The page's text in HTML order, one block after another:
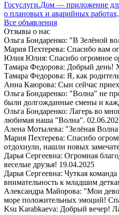
Госуслуги.Дом — приложение
о плановых и аварийных
Все объявления
Отзывы о нас
Ольга Бондаренко: "В Зелёной
Мария Пехтерева: Спасибо вам
Юлия Юлия: Спасибо огромное
Тамара Федорова: Добрый день!
Тамара Федорова: Я, как
Анна Каюрова: Сын сейчас
Ольга Бондаренко: "Волна" не
были долгожданные смены и
Ольга Бондаренко: Лагерь во
любимая наша "Волна".
Алена Мотылева: "Зелёная
Мария Пехтерева: Спасибо
отдохнули, нашли новых
Дарья Сергеевна: Огромная
веселые друзья! 19.04.2025
Дарья Сергеевна: Чуткая
внимательность к младшим
Александра Майорова: "Мои
море положительных эмоций!
Ksu Karabkaeva: Добрый вечер!